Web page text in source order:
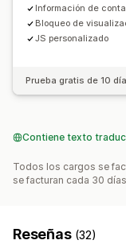
Información de
Bloqueo de
JS personalizado
Prueba gratis de 10 día
Contiene texto
Todos los cargos se
se facturan cada 30
Reseñas (32)